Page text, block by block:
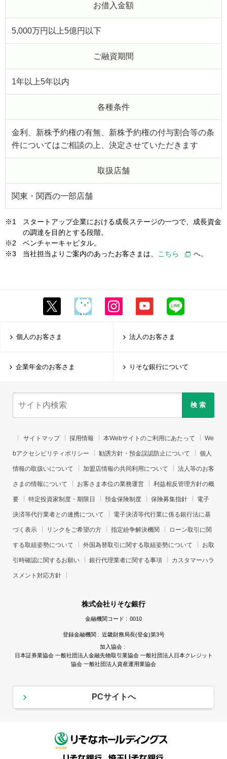
お借入金額
5,000万円以上5億円以下
ご融資期間
1年以上5年以内
各種条件
金利、新株予約権の有無、新株予約権の付与割合等の条
件についてはご相談の上、決定させていただきます
取扱店舗
関東・関西の一部店舗
※1
スタートアップ企業における成長ステージの一つで、成長資金
の調達を目的とする段階。
※2
ベンチャーキャピタル。
※3
当社担当よりご案内のあったお客さまは、 こちら へ。
個人のお客さま 法人のお客さま
企業年金のお客さま りそな銀行について
検 索
サイトマップ 採用情報 本Webサイトのご利用にあたって We
bアクセシビリティポリシー 勧誘方針・預金誤認防止について 個人
情報の取扱いについて 加盟店情報の共同利用について 法人等のお客
さまの情報について お客さま本位の業務運営 利益相反管理方針の概
要 特定投資家制度・期限日 預金保険制度 保険募集指針 電子
決済等代行業者との連携について 電子決済等代行業に係る銀行法に基
づく表示 リンクをご希望の方 指定紛争解決機関 ローン取引に関
する取組姿勢について 外国為替取引に関する取組姿勢について お取
引時確認に関するお願い 銀行代理業者に関する事項 カスタマーハラ
スメント対応方針
株式会社りそな銀行
金融機関コード : 0010
登録金融機関 : 近畿財務局長(登金)第3号
加入協会 :
日本証券業協会 一般社団法人金融先物取引業協会 一般社団法人日本クレジット
協会 一般社団法人資産運用業協会
PCサイトへ